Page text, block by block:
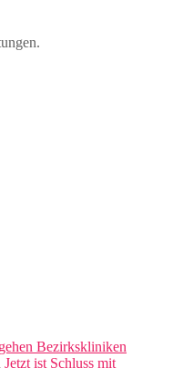
Bezirkskliniken
Jetzt ist Schluss mit